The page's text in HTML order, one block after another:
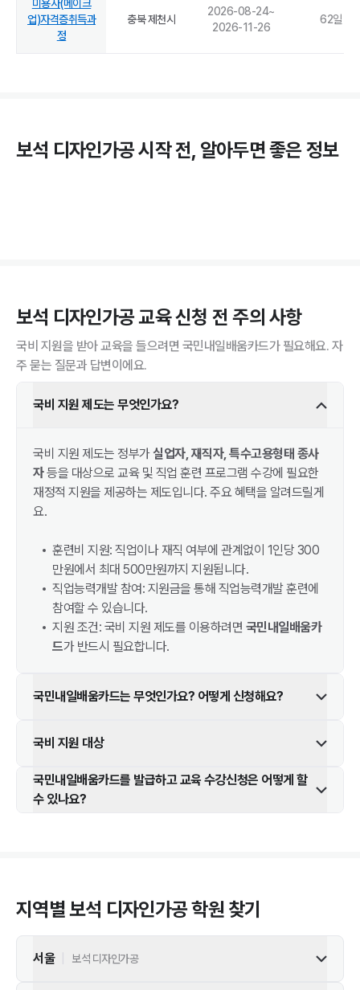
미용사(메이크
업)자격증취득과
정
충북 제천시
2026-08-24~
2026-11-26
62일
보석 디자인가공시작 전, 알아두면 좋은 정보
보석 디자인가공교육 신청 전 주의 사항
국비 지원을 받아 교육을 들으려면 국민내일배움카드가 필요해요. 자
주 묻는 질문과 답변이에요.
국비 지원 제도는 무엇인가요?
국비 지원 제도는 정부가실업자, 재직자, 특수고용형태 종사
자등을 대상으로 교육 및 직업 훈련 프로그램 수강에 필요한
재정적 지원을 제공하는 제도입니다. 주요 혜택을 알려드릴게
요.
훈련비 지원: 직업이나 재직 여부에 관계없이 1인당 300
만원에서 최대 500만원까지 지원됩니다.
직업능력개발 참여: 지원금을 통해 직업능력개발 훈련에
참여할 수 있습니다.
지원 조건: 국비 지원 제도를 이용하려면 국민내일배움카
드가 반드시 필요합니다.
국민내일배움카드는 무엇인가요? 어떻게 신청해요?
국비 지원 대상
국민내일배움카드를 발급하고 교육 수강신청은 어떻게 할
수 있나요?
지역별보석 디자인가공학원 찾기
서울 보석 디자인가공